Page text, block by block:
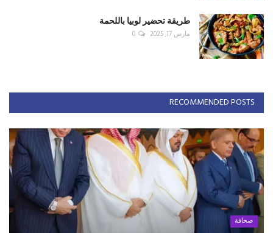
طريقة تحضير لوبيا باللحمة
مارس 17, 2025 0
RECOMMENDED POSTS
صحافة